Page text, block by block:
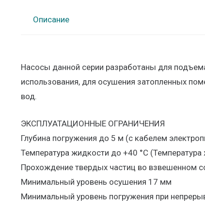
Описание
Насосы данной серии разработаны для
использования, для осушения затопленных
вод.
ЭКСПЛУАТАЦИОННЫЕ ОГРАНИЧЕНИЯ
Глубина погружения до 5 м (с кабелем
Температура жидкости до +40 °C
Прохождение твердых частиц во взвешенном
Минимальный уровень осушения 17 мм
Минимальный уровень погружения при